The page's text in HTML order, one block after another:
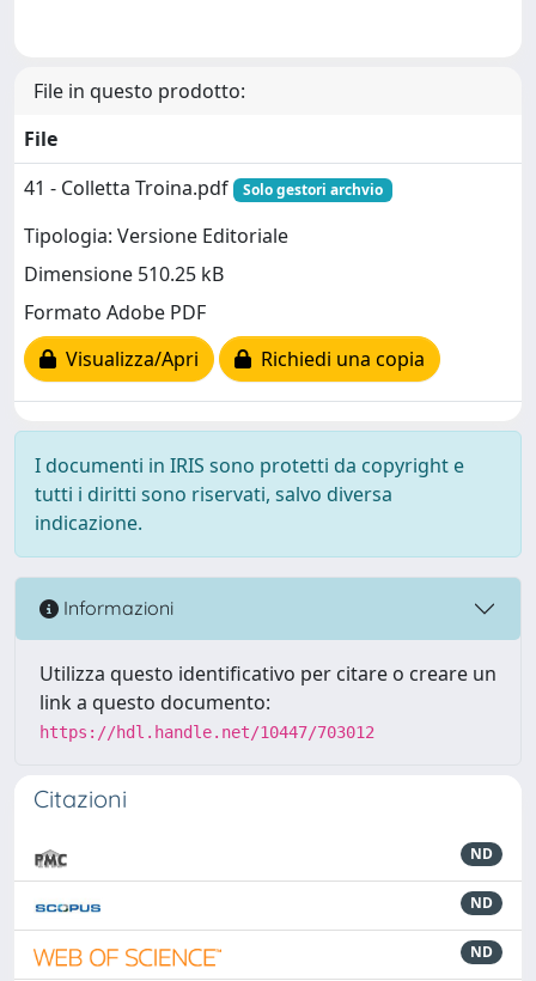
File in questo prodotto:
File
41 - Colletta Troina.pdf
Solo gestori archvio
Tipologia: Versione Editoriale
Dimensione 510.25 kB
Formato Adobe PDF
Visualizza/Apri
Richiedi una copia
I documenti in IRIS sono protetti da copyright e
tutti i diritti sono riservati, salvo diversa
indicazione.
Informazioni
Utilizza questo identificativo per citare o creare un
link a questo documento:
https://hdl.handle.net/10447/703012
Citazioni
ND
ND
ND